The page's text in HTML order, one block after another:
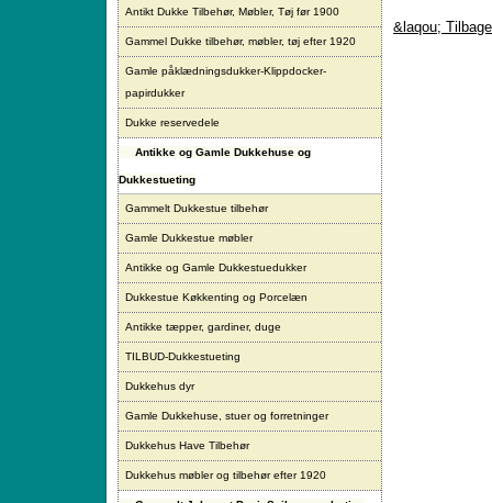
Antikt Dukke Tilbehør, Møbler, Tøj før 1900
Gammel Dukke tilbehør, møbler, tøj efter 1920
Gamle påklædningsdukker-Klippdocker-
papirdukker
Dukke reservedele
Antikke og Gamle Dukkehuse og
Dukkestueting
Gammelt Dukkestue tilbehør
Gamle Dukkestue møbler
Antikke og Gamle Dukkestuedukker
Dukkestue Køkkenting og Porcelæn
Antikke tæpper, gardiner, duge
TILBUD-Dukkestueting
Dukkehus dyr
Gamle Dukkehuse, stuer og forretninger
Dukkehus Have Tilbehør
Dukkehus møbler og tilbehør efter 1920
&laqou; Tilbage